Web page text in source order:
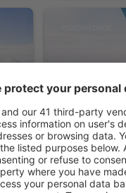
The
11 999Kč
Pigeon